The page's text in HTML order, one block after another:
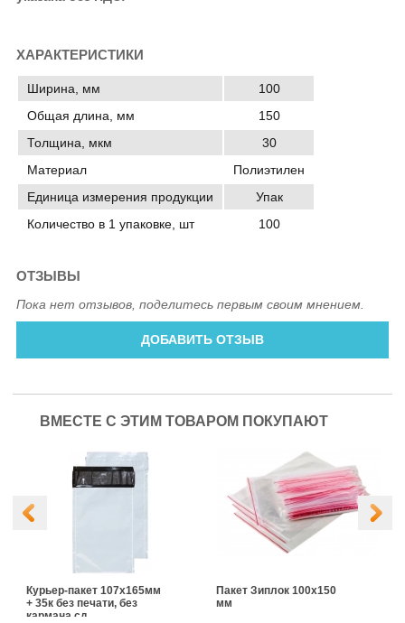
ХАРАКТЕРИСТИКИ
Ширина, мм
100
Общая длина, мм
150
Толщина, мкм
30
Материал
Полиэтилен
Единица измерения продукции
Упак
Количество в 1 упаковке, шт
100
ОТЗЫВЫ
Пока нет отзывов, поделитесь первым своим мнением.
ДОБАВИТЬ ОТЗЫВ
ВМЕСТЕ С ЭТИМ ТОВАРОМ ПОКУПАЮТ
Курьер-пакет 107х165мм
+ 35к без печати, без
кармана сд
Пакет Зиплок 100х150
мм